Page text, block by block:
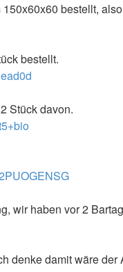
bestellt,
bestellt.
Stück davon.
wir haben vor 2
denke damit wäre